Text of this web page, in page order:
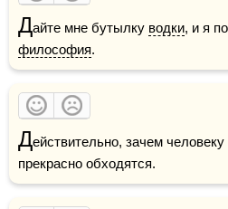
Дайте мне бутылку водки
философия.
Действительно, зачем человеку
прекрасно обходятся.